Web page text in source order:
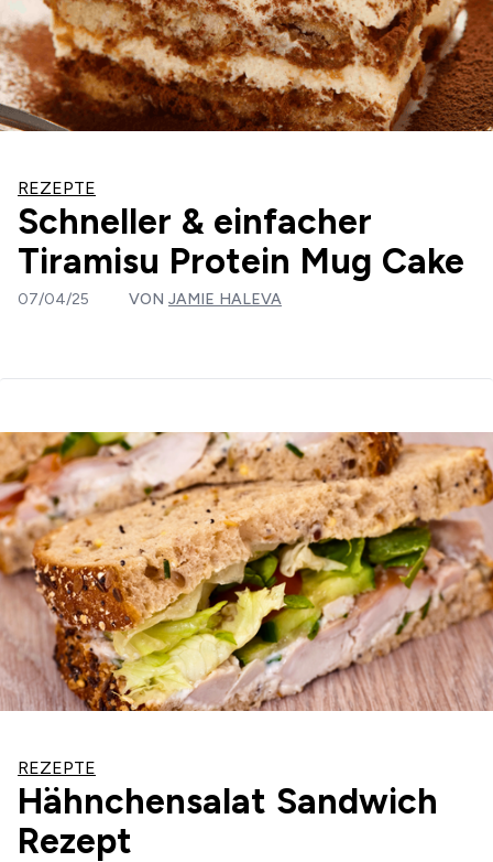
REZEPTE
Schneller & einfacher
Tiramisu Protein Mug Cake
07/04/25 VON JAMIE HALEVA
REZEPTE
Hähnchensalat Sandwich
Rezept